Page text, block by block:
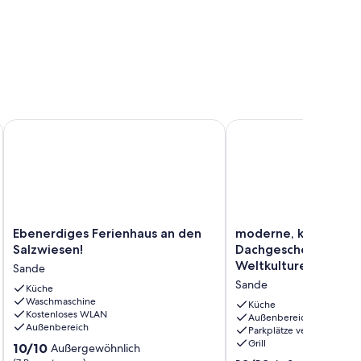
Badezuber, Whirpool, Sauna, Kamin
Ebenerdiges
Ferienhaus
den
Salzwiesen!
Sande
Ebenerdiges Ferienhaus an den
Salzwiesen!
Sande
Küche
Waschmaschine
Kostenloses WLAN
Außenbereich
10.0
10/10 Außergewöhnlich
Ebenerdiges Ferienhaus an den Salzwiesen!
moderne,
kompl.
ausgestattete
Dachgeschosswohnung
am
Weltkulturerbe
Sande
moderne, kompl.
Weltkulturerbe
Sande
Küche
Außenbereich
Parkplätze verfügbar
Grill
moderne, kompl.